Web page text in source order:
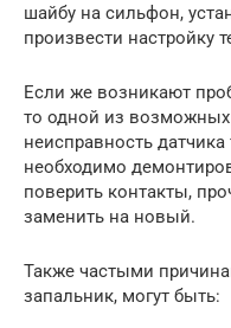
шайбу на сильфон,
произвести настройку
Если же возникают
то одной из возможных
неисправность датчика
необходимо
поверить контакты,
заменить на новый.
Также частыми
запальник, могут быть: